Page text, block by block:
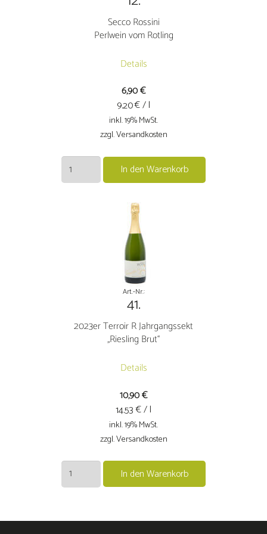
Secco Rossini
Perlwein vom Rotling
Details
6,90€
9.20€ / l
inkl. 19% MwSt.
zzgl. Versandkosten
Secco
Rossini
In den Warenkorb
Art.-Nr.:
41.
2023er Terroir R Jahrgangssekt
„Riesling Brut“
Details
10,90€
14.53€ / l
inkl. 19% MwSt.
zzgl. Versandkosten
2023er
Terroir
In den Warenkorb